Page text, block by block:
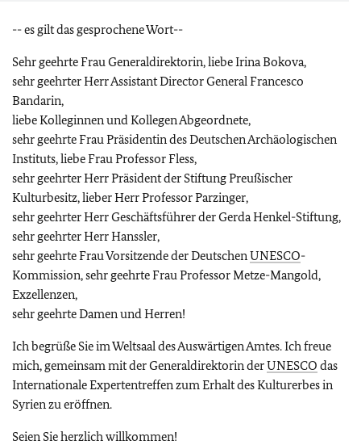
-- es gilt das gesprochene Wort--
Sehr geehrte Frau Generaldirektorin, liebe Irina Bokova,
sehr geehrter Herr Assistant Director General Francesco
Bandarin,
liebe Kolleginnen und Kollegen Abgeordnete,
sehr geehrte Frau Präsidentin des Deutschen Archäologischen
Instituts, liebe Frau Professor Fless,
sehr geehrter Herr Präsident der Stiftung Preußischer
Kulturbesitz, lieber Herr Professor Parzinger,
sehr geehrter Herr Geschäftsführer der Gerda Henkel-Stiftung,
sehr geehrter Herr Hanssler,
sehr geehrte Frau Vorsitzende der DeutschenUNESCO-
Kommission, sehr geehrte Frau Professor Metze-Mangold,
Exzellenzen,
sehr geehrte Damen und Herren!
Ich begrüße Sie im Weltsaal des Auswärtigen Amtes. Ich freue
mich, gemeinsam mit der Generaldirektorin derUNESCO das
Internationale Expertentreffen zum Erhalt des Kulturerbes in
Syrien zu eröffnen.
Seien Sie herzlich willkommen!